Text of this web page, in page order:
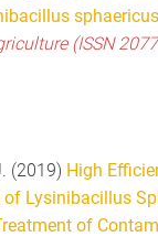
(ISSN
(2019) High
Lysinibacillus
of